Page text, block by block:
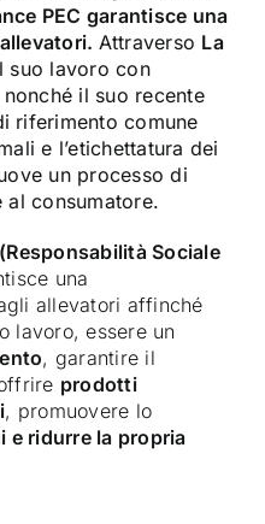
PEC garantisce una
Attraverso La
suo lavoro con
nonché il suo recente
riferimento comune
e l’etichettatura dei
un processo di
al consumatore.
Sociale
una
allevatori affinché
lavoro, essere un
, garantire il
prodotti
, promuovere lo
e ridurre la propria